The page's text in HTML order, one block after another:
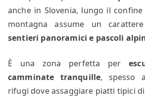
anche in Slovenia, lungo il confine
montagna assume un
sentieri panoramici e pascoli
È una zona perfetta per
camminate tranquille, spesso
rifugi dove assaggiare piatti tipici